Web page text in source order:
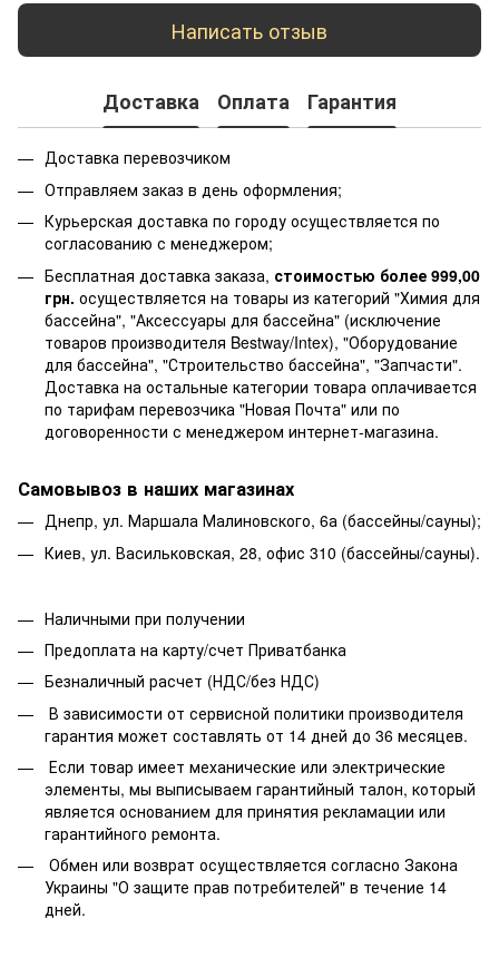
Написать отзыв
Доставка Оплата Гарантия
Доставка перевозчиком
Отправляем заказ в день оформления;
Курьерская доставка по городу осуществляется по
согласованию с менеджером;
Бесплатная доставка заказа, стоимостью более 999,00
грн. осуществляется на товары из категорий "Химия для
бассейна", "Аксессуары для бассейна" (исключение
товаров производителя Bestway/Intex), "Оборудование
для бассейна", "Строительство бассейна", "Запчасти".
Доставка на остальные категории товара оплачивается
по тарифам перевозчика "Новая Почта" или по
договоренности с менеджером интернет-магазина.
Самовывоз в наших магазинах
Днепр, ул. Маршала Малиновского, 6а (бассейны/сауны);
Киев, ул. Васильковская, 28, офис 310 (бассейны/сауны).
Наличными при получении
Предоплата на карту/счет Приватбанка
Безналичный расчет (НДС/без НДС)
В зависимости от сервисной политики производителя
гарантия может составлять от 14 дней до 36 месяцев.
Если товар имеет механические или электрические
элементы, мы выписываем гарантийный талон, который
является основанием для принятия рекламации или
гарантийного ремонта.
Обмен или возврат осуществляется согласно Закона
Украины "О защите прав потребителей" в течение 14
дней.